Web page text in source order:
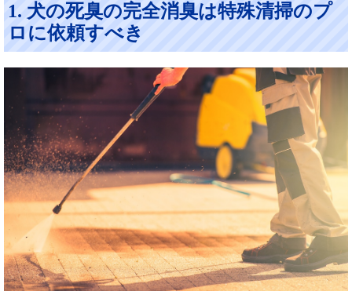
1. 犬の死臭の完全消臭は特殊清掃のプ
ロに依頼すべき